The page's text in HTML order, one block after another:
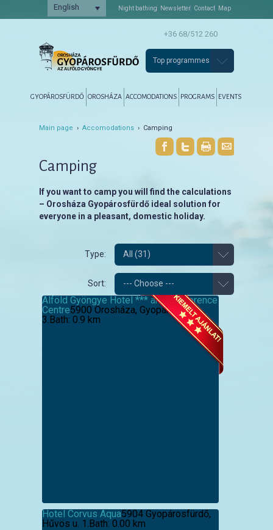
English Night bathing Newsletter Contact Map
+36 68/512 260
Top programmes
Tovább az elsődleges tartalomra
Tovább a másodlagos tartalomra
GYOPÁROSFÜRDŐ OROSHÁZA ACCOMODATIONS PROGRAMS EVENTS
Main page › Accomodations › Camping
Camping
If you want to camp you will find the calculations
– Orosháza Gyopárosfürdő ideal solution for
everyone in a pleasant, domestic holiday.
Type: All (31)
Sort: --- Choose ---
Alföld Gyöngye Hotel *** and Conference
Centre5900 Orosháza, Gyopárosi út.
3.Bath: 0.9 km
Hotel Corvus Aqua5904 Gyopárosfürdő,
Hűvös u. 1.Bath: 0.00 km